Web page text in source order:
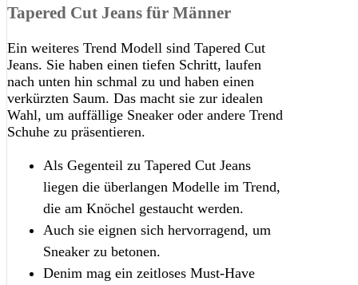
Tapered Cut Jeans für Männer
Ein weiteres Trend Modell sind Tapered Cut
Jeans. Sie haben einen tiefen Schritt, laufen
nach unten hin schmal zu und haben einen
verkürzten Saum. Das macht sie zur idealen
Wahl, um auffällige Sneaker oder andere Trend
Schuhe zu präsentieren.
Als Gegenteil zu Tapered Cut Jeans
liegen die überlangen Modelle im Trend,
die am Knöchel gestaucht werden.
Auch sie eignen sich hervorragend, um
Sneaker zu betonen.
Denim mag ein zeitloses Must-Have